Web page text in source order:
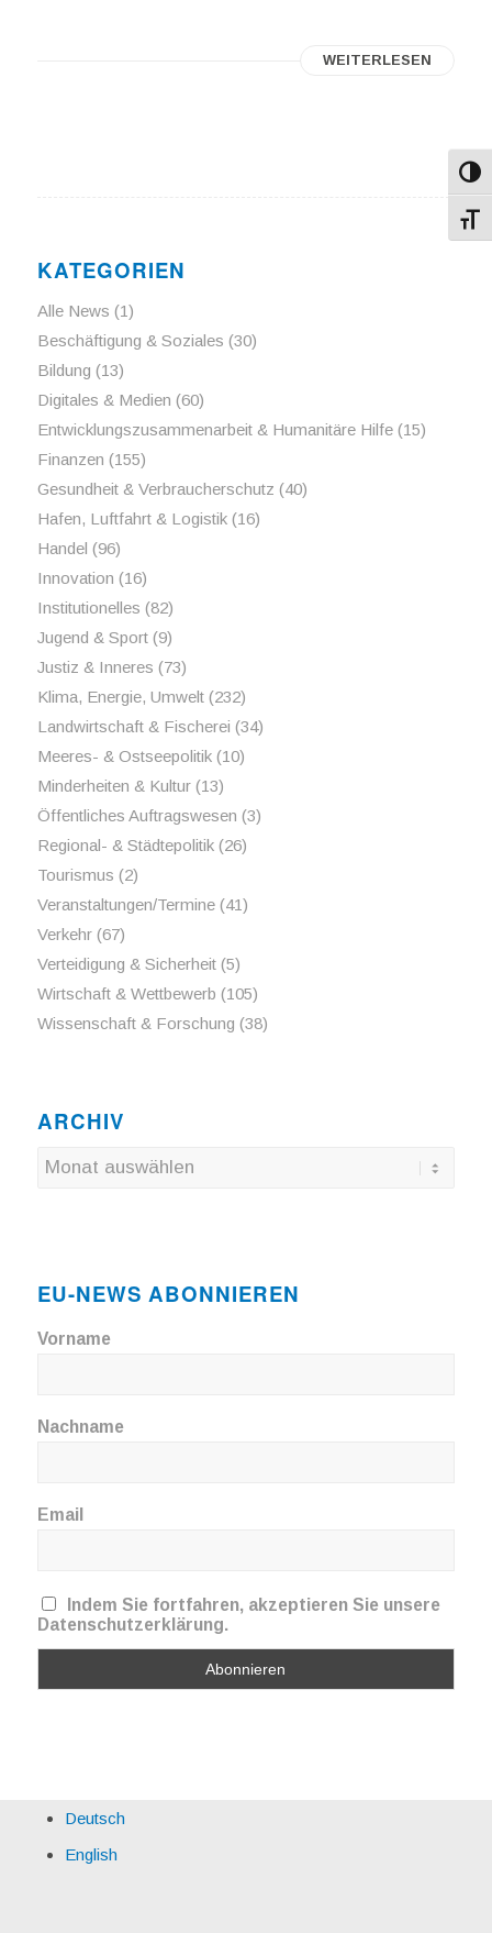
WEITERLESEN
KATEGORIEN
Alle News (1)
Beschäftigung & Soziales (30)
Bildung (13)
Digitales & Medien (60)
Entwicklungszusammenarbeit & Humanitäre Hilfe(15)
Finanzen (155)
Gesundheit & Verbraucherschutz (40)
Hafen, Luftfahrt & Logistik(16)
Handel (96)
Innovation (16)
Institutionelles (82)
Jugend & Sport(9)
Justiz & Inneres (73)
Klima, Energie, Umwelt(232)
Landwirtschaft & Fischerei (34)
Meeres- & Ostseepolitik(10)
Minderheiten & Kultur(13)
Öffentliches Auftragswesen (3)
Regional- & Städtepolitik(26)
Tourismus (2)
Veranstaltungen/Termine(41)
Verkehr(67)
Verteidigung & Sicherheit(5)
Wirtschaft & Wettbewerb (105)
Wissenschaft & Forschung (38)
ARCHIV
EU-NEWS ABONNIEREN
Vorname
Nachname
Email
Indem Sie fortfahren, akzeptieren Sie unsere
Datenschutzerklärung.
Deutsch
English